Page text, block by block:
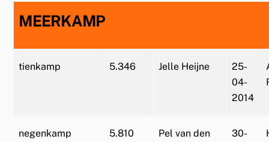
MEERKAMP
tienkamp 5.346 Jelle Heijne
25-
04-
2014
negenkamp 5.810
Pel van den
30-